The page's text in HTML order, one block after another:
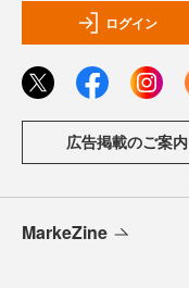
ログイン
広告掲載のご案内
MarkeZine